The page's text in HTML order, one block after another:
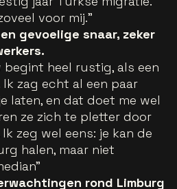
voor mij.”
gevoelige snaar, zeker
begint heel rustig, als een
zag echt al een paar
laten, en dat doet me wel
ze zich te pletter door
zeg wel eens: je kan de
halen, maar niet
rond Limburg